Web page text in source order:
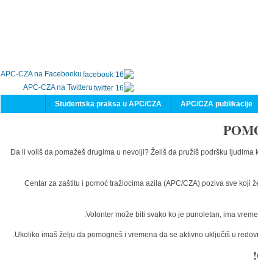
APC-CZA na Facebooku
APC-CZA na Twitteru
APC/CZA publikacije
Studentska praksa u APC/CZA
Da li voliš da pomažeš drugima u nevolji? Želiš da pružiš podršku
Centar za zaštitu i pomoć tražiocima azila (APC/CZA) poziva sve
Volonter može biti svako ko je punoletan, ima
Ukoliko imaš želju da pomogneš i vremena da se aktivno uključiš u